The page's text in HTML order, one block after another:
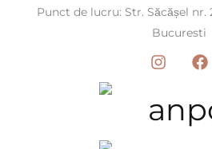
Punct de lucru: Str. Săcășel nr.
Bucuresti